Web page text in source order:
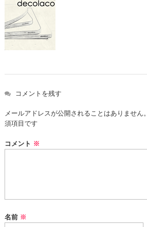
コメントを残す
メールアドレスが公開されることはありません。
須項目です
コメント ※
名前 ※